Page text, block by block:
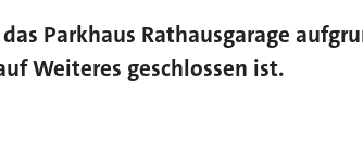
Parkhaus Rathausgarage
Weiteres geschlossen ist.